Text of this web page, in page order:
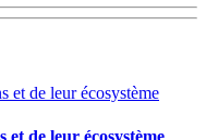
et de leur écosystème